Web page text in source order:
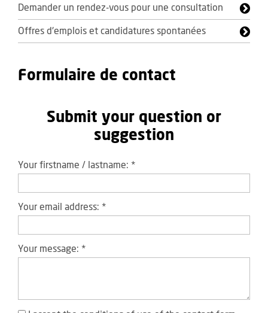
Demander un rendez-vous pour une consultation
Offres d'emplois et candidatures spontanées
Formulaire de contact
Submit your question or
suggestion
Your firstname / lastname: *
Your email address: *
Your message: *